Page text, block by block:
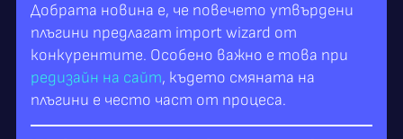
Добрата новина е, че повечето утвърдени
плъгини предлагат import wizard от
конкурентите. Особено важно е това при
редизайн на сайт, където смяната на
плъгини е често част от процеса.